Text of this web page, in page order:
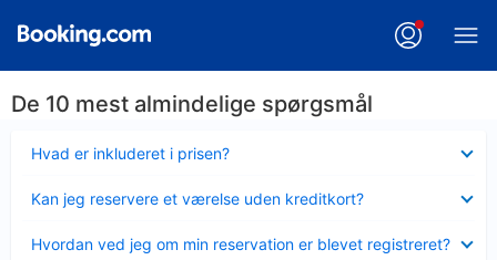
De 10 mest almindelige spørgsmål
Hvad er inkluderet i prisen?
Kan jeg reservere et værelse uden kreditkort?
Hvordan ved jeg om min reservation er blevet registreret?